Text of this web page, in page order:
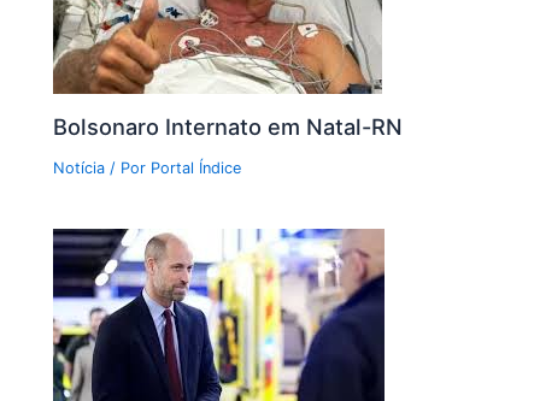
Bolsonaro Internato em Natal-RN
Notícia / Por Portal Índice